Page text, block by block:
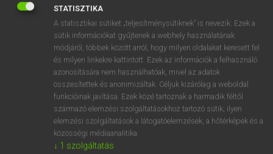
VAN ELŐFIZETÉSED?
Van előfizetésem a teljes szócikk megtekintéséhez.
BELÉPÉS
STATISZTIKA
A statisztikai sütiket „teljesítménysütiknek” is nevezik. Ezek a
sütik információkat gyűjtenek a webhely használatának
módjáról, többek között arról, hogy milyen oldalakat keresett fel
és milyen linkekre kattintott. Ezek az információk a felhasználó
azonosítására nem használhatóak, mivel az adatok
összesítettek és anonimizáltak. Céljuk kizárólag a weboldal
funkcióinak javítása. Ezek közé tartoznak a harmadik féltől
származó elemzési szolgáltatásokhoz tartozó sütik; ilyen
elemzési szolgáltatások a látogatóelemzések, a hőtérképek és a
közösségi médiaanalitika.
↓ 1 szolgáltatás
n m . AltGr